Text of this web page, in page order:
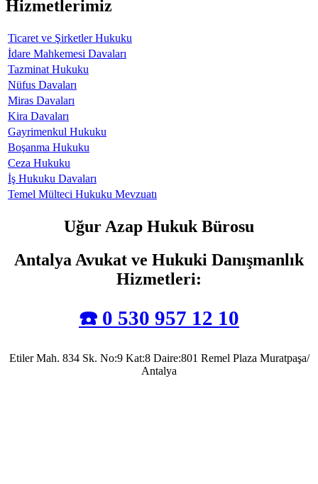
Hizmetlerimiz
Ticaret ve Şirketler Hukuku
İdare Mahkemesi Davaları
Tazminat Hukuku
Nüfus Davaları
Miras Davaları
Kira Davaları
Gayrimenkul Hukuku
Boşanma Hukuku
Ceza Hukuku
İş Hukuku Davaları
Temel Mülteci Hukuku Mevzuatı
Uğur Azap Hukuk Bürosu
Antalya Avukat ve Hukuki Danışmanlık
Hizmetleri:
☎️ 0 530 957 12 10
Etiler Mah. 834 Sk. No:9 Kat:8 Daire:801 Remel Plaza Muratpaşa/
Antalya